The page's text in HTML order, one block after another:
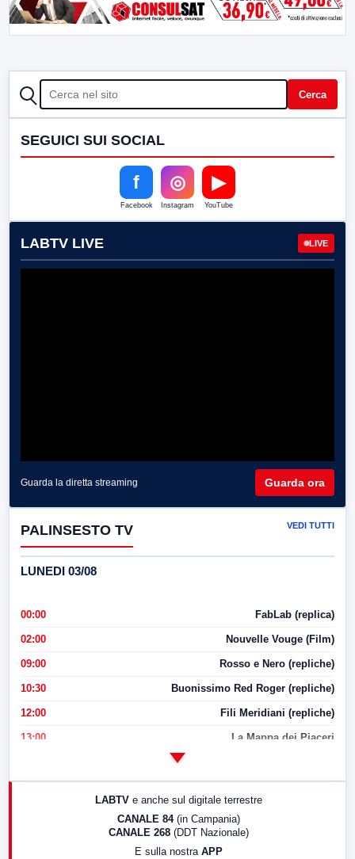
CERCA Cerca
SEGUICI SUI SOCIAL
f
Facebook
◎
Instagram
▶
YouTube
LABTV LIVE LIVE
Guarda la diretta streaming Guarda ora
PALINSESTO TV VEDI TUTTI
LUNEDI 03/08
00:00 FabLab (replica)
02:00 Nouvelle Vouge (Film)
09:00 Rosso e Nero (repliche)
10:30 Buonissimo Red Roger (repliche)
12:00 Fili Meridiani (repliche)
13:00 La Mappa dei Piaceri
LABTV e anche sul digitale terrestre
CANALE 84 (in Campania)
CANALE 268 (DDT Nazionale)
E sulla nostra APP